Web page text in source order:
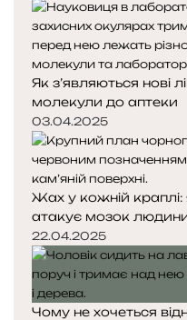
Як з’являються нові
молекули до аптеки
03.04.2025
Жах у кожній
атакує мозок
22.04.2025
Чому не хочеться